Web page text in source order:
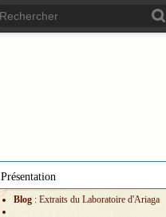
Présentation
Blog : Extraits du Laboratoire d'Ariaga